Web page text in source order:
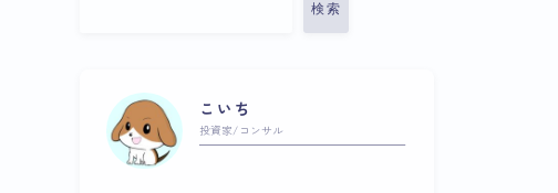
検索
こいち
投資家/コンサル